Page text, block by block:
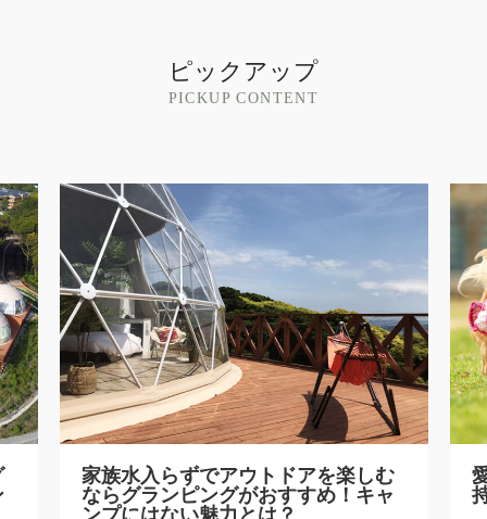
ピックアップ
PICKUP CONTENT
愛犬と旅行するならグランピング！
持ち物やおすすめの施設をご紹介！